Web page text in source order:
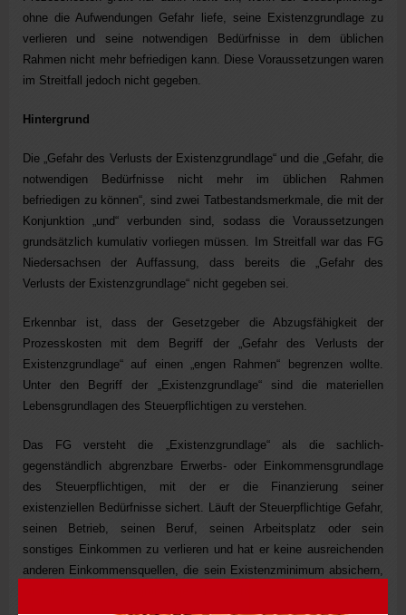
ohne die Aufwendungen Gefahr liefe, seine Existenzgrundlage zu
verlieren und seine notwendigen Bedürfnisse in dem üblichen
Rahmen nicht mehr befriedigen kann. Diese Voraussetzungen waren
im Streitfall jedoch nicht gegeben.
Hintergrund
Die „Gefahr des Verlusts der Existenzgrundlage“ und die „Gefahr, die
notwendigen Bedürfnisse nicht mehr im üblichen Rahmen
befriedigen zu können“, sind zwei Tatbestandsmerkmale, die mit der
Konjunktion „und“ verbunden sind, sodass die Voraussetzungen
grundsätzlich kumulativ vorliegen müssen. Im Streitfall war das FG
Niedersachsen der Auffassung, dass bereits die „Gefahr des
Verlusts der Existenzgrundlage“ nicht gegeben sei.
Erkennbar ist, dass der Gesetzgeber die Abzugsfähigkeit der
Prozesskosten mit dem Begriff der „Gefahr des Verlusts der
Existenzgrundlage“ auf einen „engen Rahmen“ begrenzen wollte.
Unter den Begriff der „Existenzgrundlage“ sind die materiellen
Lebensgrundlagen des Steuerpflichtigen zu verstehen.
Das FG versteht die „Existenzgrundlage“ als die sachlich-
gegenständlich abgrenzbare Erwerbs- oder Einkommensgrundlage
des Steuerpflichtigen, mit der er die Finanzierung seiner
existenziellen Bedürfnisse sichert. Läuft der Steuerpflichtige Gefahr,
seinen Betrieb, seinen Beruf, seinen Arbeitsplatz oder sein
sonstiges Einkommen zu verlieren und hat er keine ausreichenden
anderen Einkommensquellen, die sein Existenzminimum absichern,
Abzugsfähigkeit der Prozesskosten gemäß§ 33 Abs. 2 Satz 4 EStG